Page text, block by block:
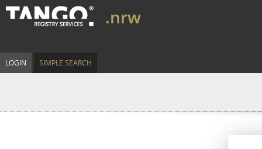
.nrw
LOGIN SIMPLE SEARCH